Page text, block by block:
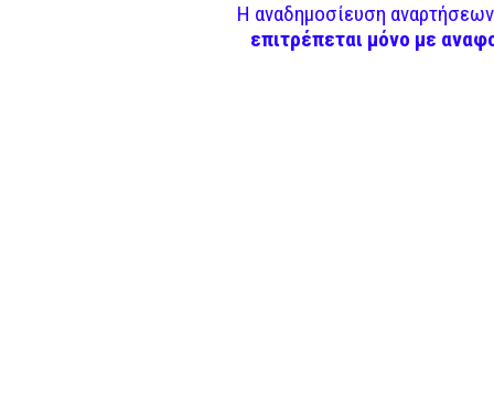
Η αναδημοσίευση
επιτρέπεται μόνο με